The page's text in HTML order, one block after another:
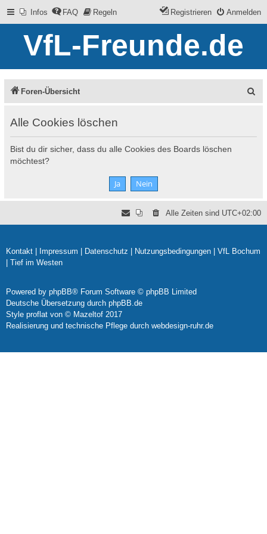
Infos FAQ Regeln Anmelden
Registrieren
VfL-Freunde.de
Foren-Übersicht
Alle Cookies löschen
Bist du dir sicher, dass du alle Cookies des Boards löschen
möchtest?
Alle Zeiten sind UTC+02:00
Kontakt Impressum Datenschutz Nutzungsbedingungen
VfL Bochum
Tief im Westen
Powered by phpBB® Forum Software © phpBB Limited
Deutsche Übersetzung durch phpBB.de
Style proflat von © Mazeltof 2017
Realisierung und technische Pflege durch webdesign-ruhr.de